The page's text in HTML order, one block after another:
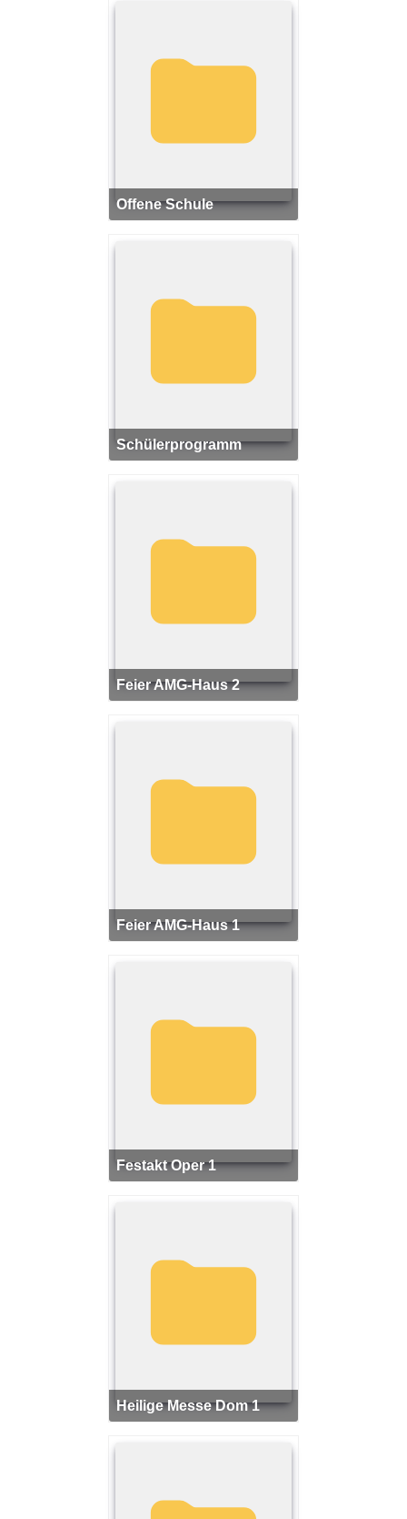
Offene Schule
Schülerprogramm
Feier AMG-Haus 2
Feier AMG-Haus 1
Festakt Oper 1
Heilige Messe Dom 1